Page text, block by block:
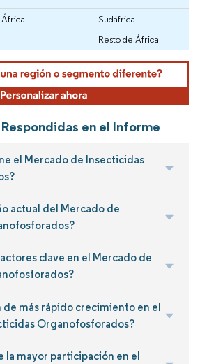
África
Sudáfrica
Resto de África
en el Informe
el Mercado de Insecticidas
actual del Mercado de
clave en el Mercado de
de más rápido crecimiento en el
Organofosforados?
la mayor participación en el